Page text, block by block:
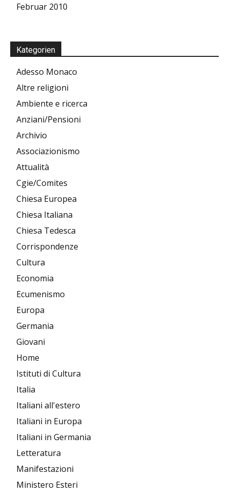
Februar 2010
Kategorien
Adesso Monaco
Altre religioni
Ambiente e ricerca
Anziani/Pensioni
Archivio
Associazionismo
Attualità
Cgie/Comites
Chiesa Europea
Chiesa Italiana
Chiesa Tedesca
Corrispondenze
Cultura
Economia
Ecumenismo
Europa
Germania
Giovani
Home
Istituti di Cultura
Italia
Italiani all'estero
Italiani in Europa
Italiani in Germania
Letteratura
Manifestazioni
Ministero Esteri